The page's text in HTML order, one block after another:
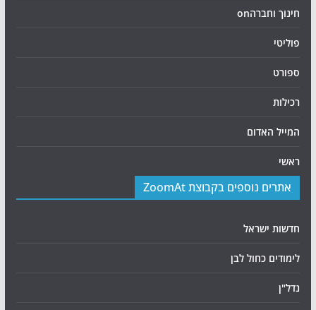
חינוך וחברהon
פוליטי
ספורט
רכילות
המייל האדום
ראשי
אתרים נוספים בקבוצת ZoomAt
חדשות ישראל
לימודים כחול לבן
נדל"ן